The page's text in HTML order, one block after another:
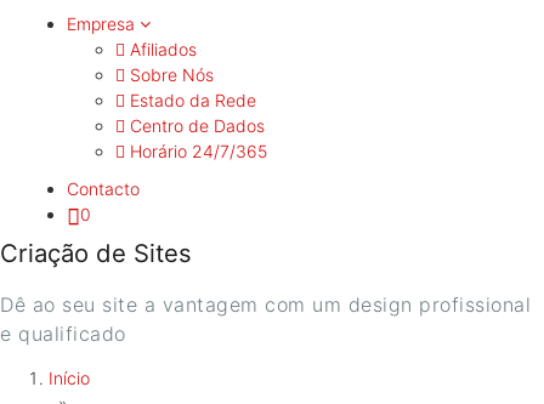
Empresa
Afiliados
Sobre Nós
Estado da Rede
Centro de Dados
Horário 24/7/365
Contacto
0
Criação de Sites
Dê ao seu site a vantagem com um design profissional
e qualificado
Início